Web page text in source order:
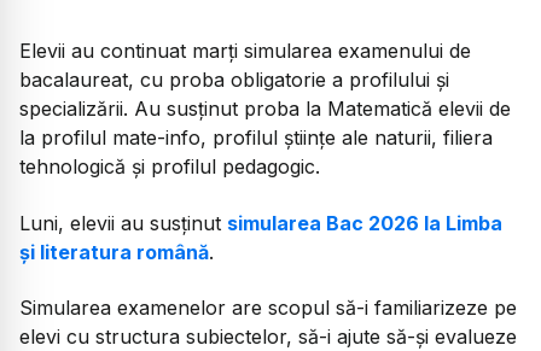
Elevii au continuat marți simularea examenului de
bacalaureat, cu proba obligatorie a profilului și
specializării. Au susținut proba la Matematică elevii de
la profilul mate-info, profilul științe ale naturii, filiera
tehnologică și profilul pedagogic.
Luni, elevii au susținut simularea Bac 2026 la Limba
și literatura română.
Simularea examenelor are scopul să-i familiarizeze pe
elevi cu structura subiectelor, să-i ajute să-și evalueze